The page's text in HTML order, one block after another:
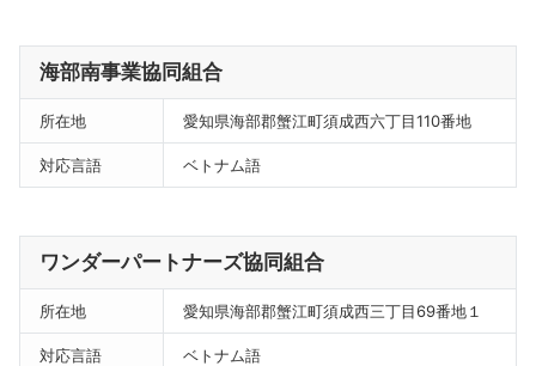
海部南事業協同組合
所在地 愛知県海部郡蟹江町須成西六丁目110番地
対応言語 ベトナム語
ワンダーパートナーズ協同組合
所在地 愛知県海部郡蟹江町須成西三丁目69番地１
対応言語 ベトナム語